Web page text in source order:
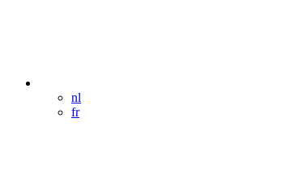
nl
fr